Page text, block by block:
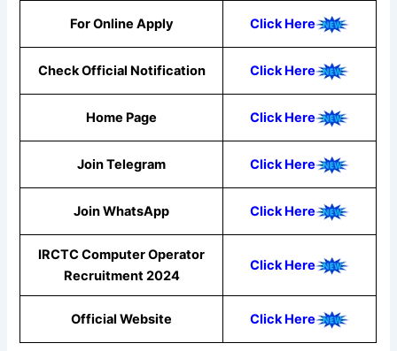
For Online Apply Click Here
Check Official Notification Click Here
Home Page Click Here
Join Telegram Click Here
Join WhatsApp Click Here
IRCTC Computer Operator
Recruitment 2024
Click Here
Official Website Click Here